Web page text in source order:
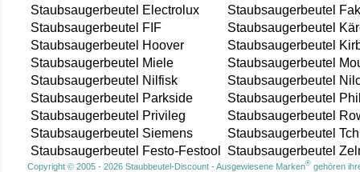
Staubsaugerbeutel Electrolux
Staubsaugerbeutel
Staubsaugerbeutel FIF
Staubsaugerbeutel
Staubsaugerbeutel Hoover
Staubsaugerbeutel
Staubsaugerbeutel Miele
Staubsaugerbeutel
Staubsaugerbeutel Nilfisk
Staubsaugerbeutel
Staubsaugerbeutel Parkside
Staubsaugerbeutel
Staubsaugerbeutel Privileg
Staubsaugerbeutel
Staubsaugerbeutel Siemens
Staubsaugerbeutel
Staubsaugerbeutel Festo-Festool
Staubsaugerbeutel
Copyright © 2005 - 2026 Staubbeutel-Discount - Ausgewiesene Marken®gehören